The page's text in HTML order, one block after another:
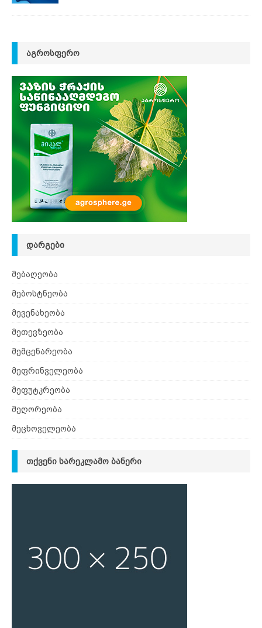
ᲐᲒᲠᲝᲡᲤᲔᲠᲝ
ᲓᲐᲠᲒᲔᲑᲘ
მებაღეობა
მებოსტნეობა
მევენახეობა
მეთევზეობა
მემცენარეობა
მეფრინველეობა
მეფუტკრეობა
მეღორეობა
მეცხოველეობა
ᲗᲥᲕᲔᲜᲘ ᲡᲐᲠᲔᲙᲚᲐᲛᲝ ᲑᲐᲜᲔᲠᲘ